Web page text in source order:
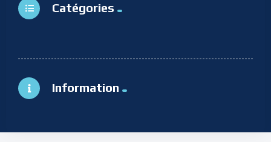
Catégories
Information